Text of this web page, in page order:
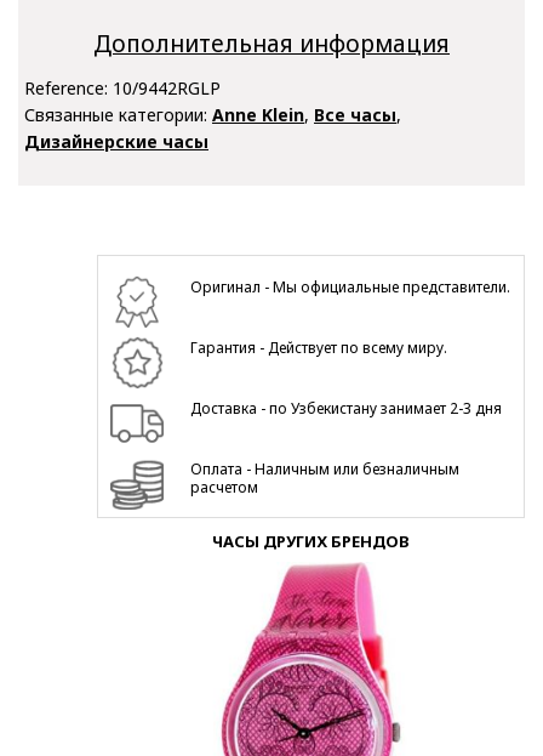
Дополнительная информация
Reference: 10/9442RGLP
Связанные категории: Anne Klein, Все часы,
Дизайнерские часы
Оригинал - Мы официальные представители.
Гарантия - Действует по всему миру.
Доставка - по Узбекистану занимает 2-3 дня
Оплата - Наличным или безналичным
расчетом
ЧАСЫ ДРУГИХ БРЕНДОВ